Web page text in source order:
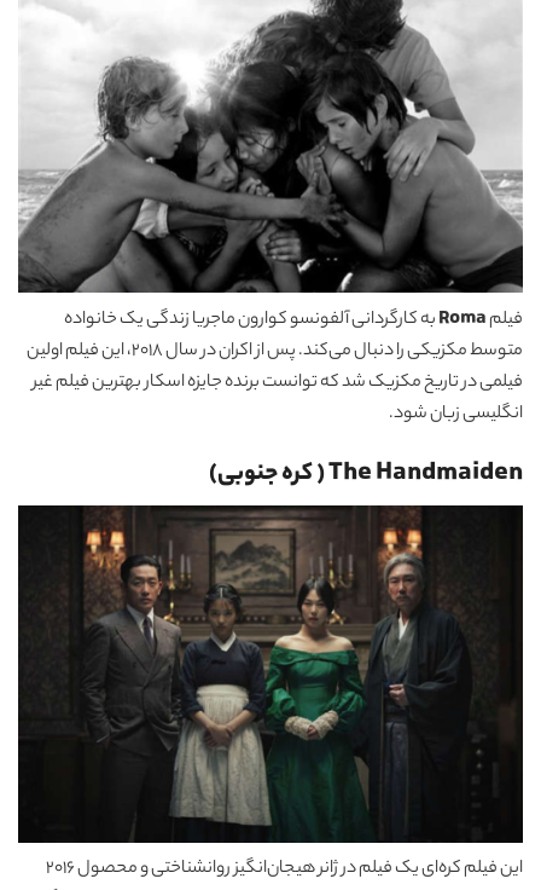
فیلمRomaبه کارگردانی آلفونسو کوارون ماجریا زندگی یک خانواده
متوسط مکزیکی را دنبال می‌کند. پس از اکران در سال 2018، این فیلم اولین
فیلمی در تاریخ مکزیک شد که توانست برنده جایزه اسکار بهترین فیلم غیر
انگلیسی زبان شود.
The Handmaiden ( کره جنوبی)
این فیلم کره‌ای یک فیلم در ژانر هیجان‌انگیز روانشناختی و محصول 2016